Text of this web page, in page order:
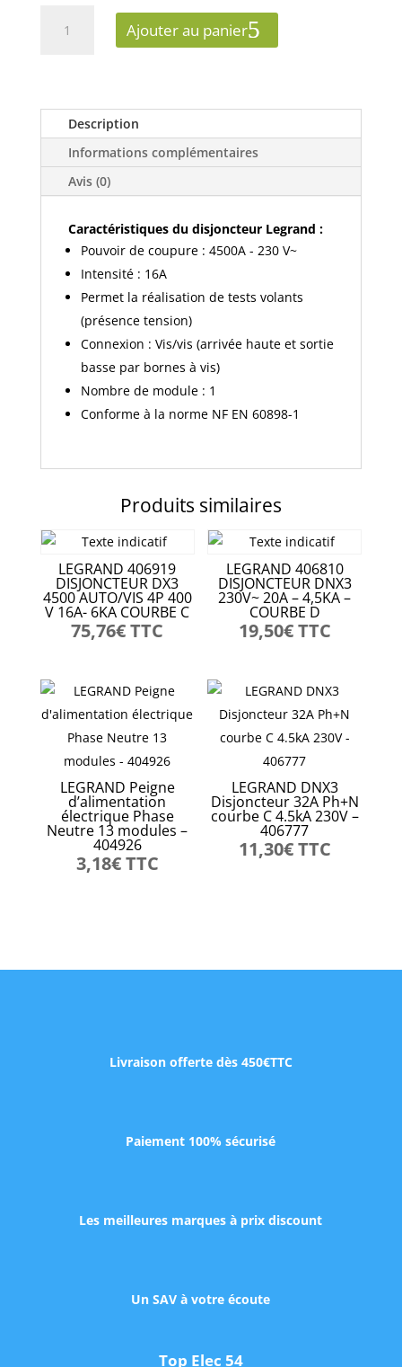
Ph+N
courbe
4.5kA
Ajouter au panier
Description
Informations complémentaires
Avis (0)
Caractéristiques du disjoncteur Legrand :
Pouvoir de coupure : 4500A - 230 V~
Intensité : 16A
Permet la réalisation de tests volants
(présence tension)
Connexion : Vis/vis (arrivée haute et sortie
basse par bornes à vis)
Nombre de module : 1
Conforme à la norme NF EN 60898-1
Produits similaires
LEGRAND 406919
DISJONCTEUR DX3
4500 AUTO/VIS 4P 400
V 16A- 6KA COURBE C
75,76€TTC
LEGRAND 406810
DISJONCTEUR DNX3
230V~ 20A – 4,5KA –
COURBE D
19,50€TTC
LEGRAND Peigne
d’alimentation
électrique Phase
Neutre 13 modules –
404926
3,18€TTC
LEGRAND DNX3
Disjoncteur 32A Ph+N
courbe C 4.5kA 230V –
406777
11,30€TTC
Livraison offerte dès 450€TTC
Paiement 100% sécurisé
Les meilleures marques à prix discount
Un SAV à votre écoute
Top Elec 54